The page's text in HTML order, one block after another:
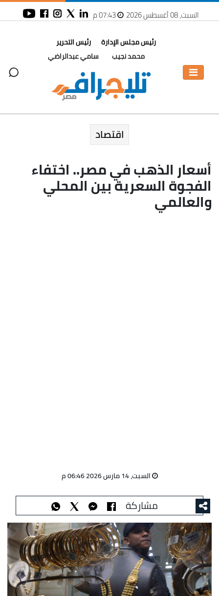
السبت، 08 أغسطس 2026 07:43 م
رئيس مجلس الإدارة
محمد نجيب
رئيس التحرير
سامي عبدالراضي
اقتصاد
أسعار الذهب في مصر.. اختفاء
الفجوة السعرية بين المحلي
والعالمي
السبت، 14 مارس 2026 06:46 م
مشاركة